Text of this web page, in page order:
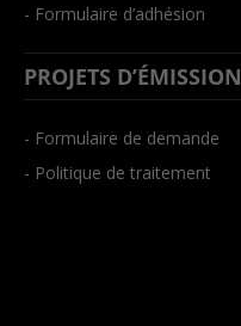
- Formulaire d’adhésion
PROJETS D’ÉMISSION
- Formulaire de demande
- Politique de traitement